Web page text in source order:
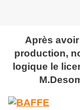
Après
production,
logique le